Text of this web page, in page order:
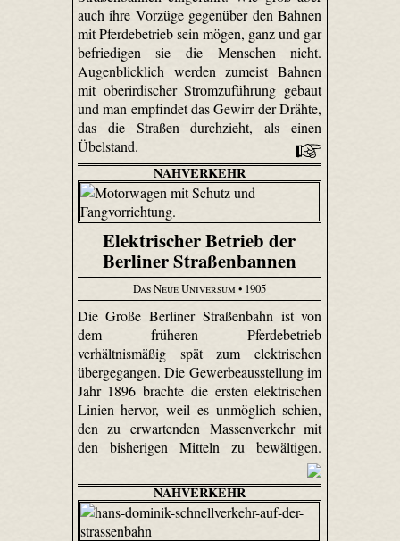
auch ihre Vorzüge gegenüber den Bahnen
mit Pferdebetrieb sein mögen, ganz und gar
befriedigen sie die Menschen nicht.
Augenblicklich werden zumeist Bahnen
mit oberirdischer Stromzuführung gebaut
und man empfindet das Gewirr der Drähte,
das die Straßen durchzieht, als einen
Übelstand.
NAHVERKEHR
Elektrischer Betrieb der
Berliner Straßenbannen
Das Neue Universum• 1905
Die Große Berliner Straßenbahn ist von
dem früheren Pferdebetrieb
verhältnismäßig spät zum elektrischen
übergegangen. Die Gewerbeausstellung im
Jahr 1896 brachte die ersten elektrischen
Linien hervor, weil es unmöglich schien,
den zu erwartenden Massenverkehr mit
den bisherigen Mitteln zu bewältigen.
NAHVERKEHR